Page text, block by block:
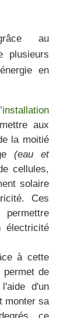
au
plusieurs
en
installation
aux
la moitié
(eau et
cellules,
solaire
Ces
électricité
à cette
permet de
d'un
monter sa